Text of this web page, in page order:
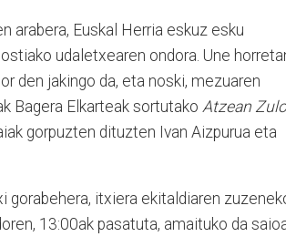
arabera, Euskal Herria eskuz esku
udaletxearen ondora. Une
den jakingo da, eta noski, mezuaren
Bagera Elkarteak sortutako Atzean
gorpuzten dituzten Ivan Aizpurua eta
gorabehera, itxiera ekitaldiaren
13:00ak pasatuta, amaituko da